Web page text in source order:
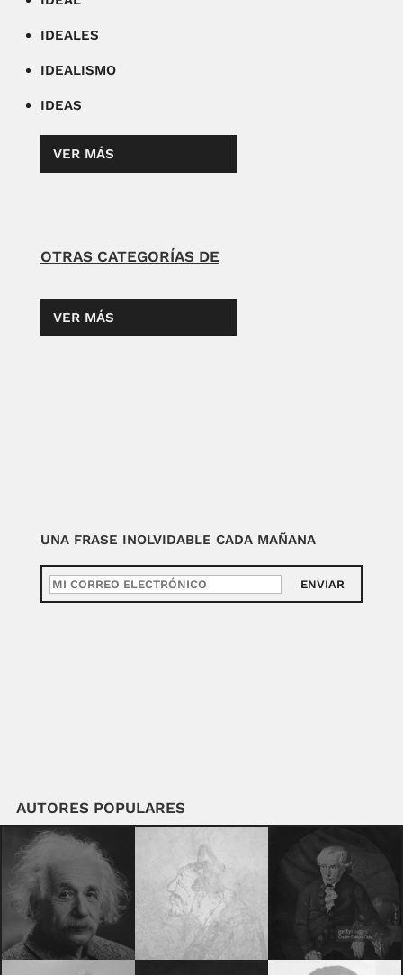
IDEALES
IDEALISMO
IDEAS
VER MÁS
OTRAS CATEGORÍAS DE
VER MÁS
UNA FRASE INOLVIDABLE CADA MAÑANA
ENVIAR
AUTORES POPULARES